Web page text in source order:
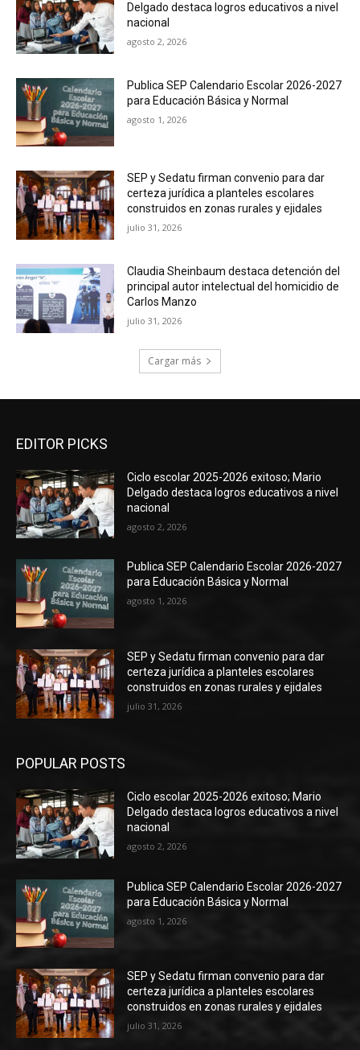
Delgado destaca logros educativos a nivel
nacional
agosto 2, 2026
Publica SEP Calendario Escolar 2026-2027
para Educación Básica y Normal
agosto 1, 2026
SEP y Sedatu firman convenio para dar
certeza jurídica a planteles escolares
construidos en zonas rurales y ejidales
julio 31, 2026
Claudia Sheinbaum destaca detención del
principal autor intelectual del homicidio de
Carlos Manzo
julio 31, 2026
Cargar más
EDITOR PICKS
Ciclo escolar 2025-2026 exitoso; Mario
Delgado destaca logros educativos a nivel
nacional
agosto 2, 2026
Publica SEP Calendario Escolar 2026-2027
para Educación Básica y Normal
agosto 1, 2026
SEP y Sedatu firman convenio para dar
certeza jurídica a planteles escolares
construidos en zonas rurales y ejidales
julio 31, 2026
POPULAR POSTS
Ciclo escolar 2025-2026 exitoso; Mario
Delgado destaca logros educativos a nivel
nacional
agosto 2, 2026
Publica SEP Calendario Escolar 2026-2027
para Educación Básica y Normal
agosto 1, 2026
SEP y Sedatu firman convenio para dar
certeza jurídica a planteles escolares
construidos en zonas rurales y ejidales
julio 31, 2026